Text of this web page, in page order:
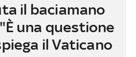
il baciamano
una questione
il Vaticano